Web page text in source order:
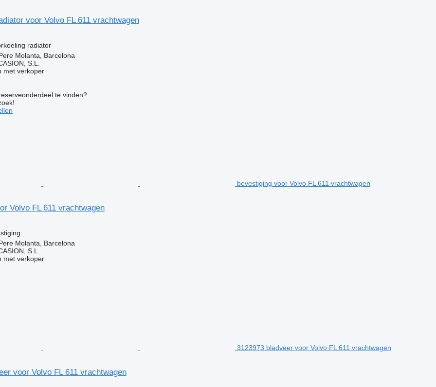
voor Volvo FL 611 vrachtwagen
radiator
Molanta, Barcelona
S.L.
met verkoper
te vinden?
bevestiging voor Volvo FL 611 vrachtwagen
Volvo FL 611 vrachtwagen
Molanta, Barcelona
S.L.
met verkoper
3123973 bladveer voor Volvo FL 611 vrachtwagen
voor Volvo FL 611 vrachtwagen